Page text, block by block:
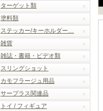
ターゲット類
塗料類
ステッカー/キーホルダー…
雑貨
雑誌・書籍・ビデオ類
スリングショット
カモフラージュ用品
サープラス関連品
トイ / フィギュア